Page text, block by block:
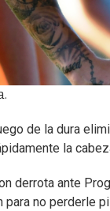
de la dura
la
derrota ante
no perderle